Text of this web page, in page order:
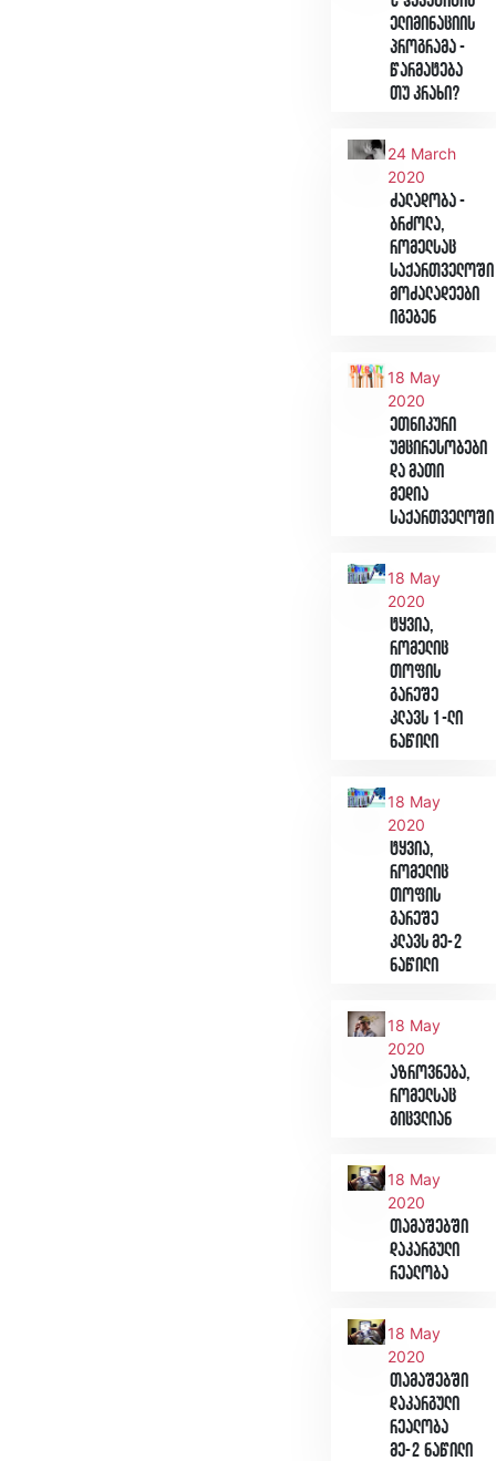
ელიმინაციის
პროგრამა -
წარმატება
თუ კრახი?
24 March
2020
ძალადობა -
ბრძოლა,
რომელსაც
საქართველოში
მოძალადეები
იგებენ
18 May
2020
ეთნიკური
უმცირესობები
და მათი
მედია
საქართველოში
18 May
2020
ტყვია,
რომელიც
თოფის
გარეშე
კლავს 1-ლი
ნაწილი
18 May
2020
ტყვია,
რომელიც
თოფის
გარეშე
კლავს მე-2
ნაწილი
18 May
2020
აზროვნება,
რომელსაც
გიცვლიან
18 May
2020
თამაშებში
დაკარგული
რეალობა
18 May
2020
თამაშებში
დაკარგული
რეალობა
მე-2 ნაწილი